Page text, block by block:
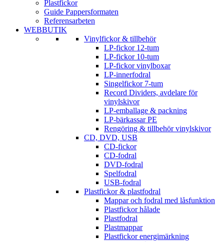
Plastfickor
Guide Pappersformaten
Referensarbeten
WEBBUTIK
Vinylfickor & tillbehör
LP-fickor 12-tum
LP-fickor 10-tum
LP-fickor vinylboxar
LP-innerfodral
Singelfickor 7-tum
Record Dividers, avdelare för
vinylskivor
LP-emballage & packning
LP-bärkassar PE
Rengöring & tillbehör vinylskivor
CD, DVD, USB
CD-fickor
CD-fodral
DVD-fodral
Spelfodral
USB-fodral
Plastfickor & plastfodral
Mappar och fodral med låsfunktion
Plastfickor hålade
Plastfodral
Plastmappar
Plastfickor energimärkning